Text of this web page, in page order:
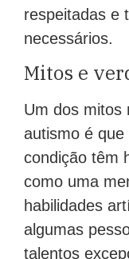
respeitadas e
necessários.
Mitos e
Um dos mitos
autismo é
condição têm
como uma
habilidades
algumas
talentos